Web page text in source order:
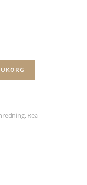
, Rea